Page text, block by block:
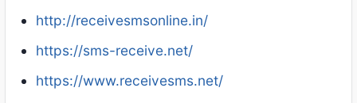
http://receivesmsonline.in/
https://sms-receive.net/
https://www.receivesms.net/